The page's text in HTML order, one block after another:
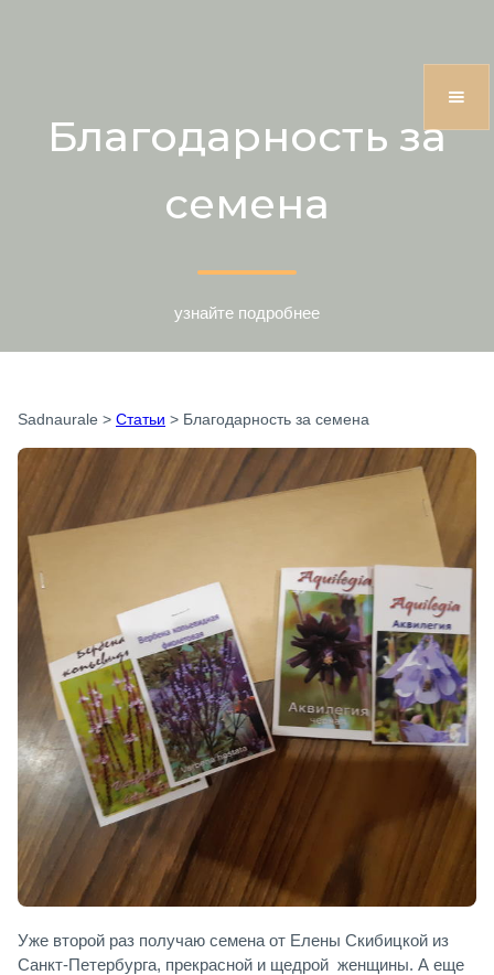
Благодарность за
семена
узнайте подробнее
Sadnaurale > Статьи > Благодарность за семена
Уже второй раз получаю семена от Елены Скибицкой из
Санкт-Петербурга, прекрасной и щедрой женщины. А еще